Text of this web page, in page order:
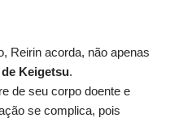
Reirin acorda, não apenas
Keigetsu.
de seu corpo doente e
se complica, pois